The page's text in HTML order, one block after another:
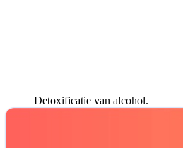
Detoxificatie van alcohol.